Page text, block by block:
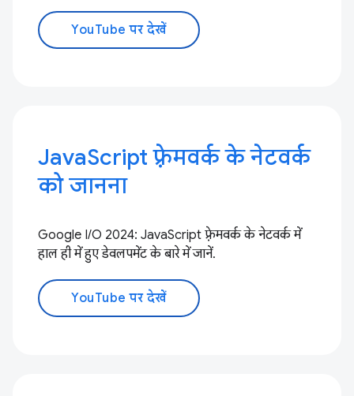
YouTube पर देखें
JavaScript फ़्रेमवर्क के नेटवर्क
को जानना
Google I/O 2024: JavaScript फ़्रेमवर्क के नेटवर्क में
हाल ही में हुए डेवलपमेंट के बारे में जानें.
YouTube पर देखें